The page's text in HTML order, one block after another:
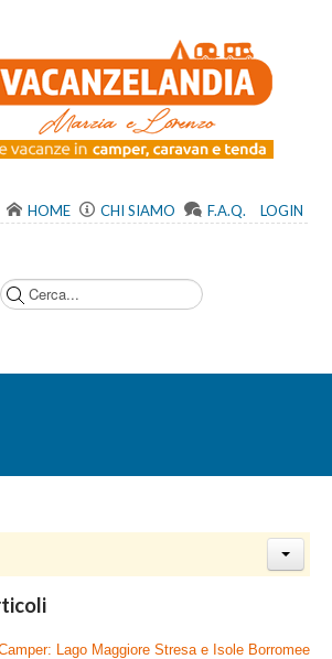
HOME CHI SIAMO F.A.Q. LOGIN
Lago Maggiore Stresa e Isole Borromee